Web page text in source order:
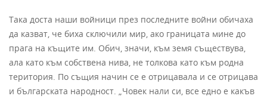
Така доста наши войници през последните войни обичаха
да казват, че биха сключили мир, ако границата мине до
прага на къщите им. Обич, значи, към земя съществува,
ала като към собствена нива, не толкова като към родна
територия. По същия начин се е отрицавала и се отрицава
и българската народност. „Човек нали си, все едно е какъв